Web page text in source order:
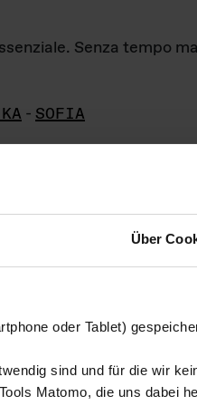
Über
oder Tablet)
sind und für die wir
Matomo, die uns dabei
Senza tempo
- SOFIA
Das ganze LebenGmbH